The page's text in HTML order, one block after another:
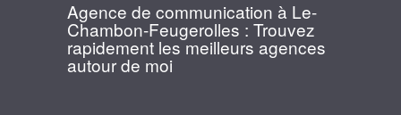
Agence de communication à Le-
Chambon-Feugerolles : Trouvez
rapidement les meilleurs agences
autour de moi